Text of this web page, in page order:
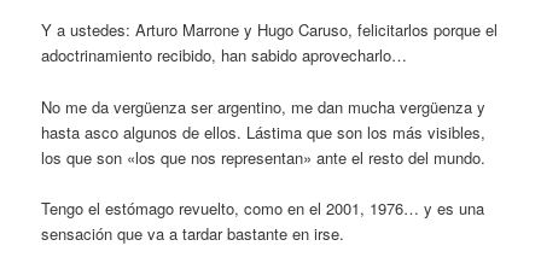
Y a ustedes: Arturo Marrone y Hugo Caruso, felicitarlos porque el
adoctrinamiento recibido, han sabido aprovecharlo…
No me da vergüenza ser argentino, me dan mucha vergüenza y
hasta asco algunos de ellos. Lástima que son los más visibles,
los que son «los que nos representan» ante el resto del mundo.
Tengo el estómago revuelto, como en el 2001, 1976… y es una
sensación que va a tardar bastante en irse.